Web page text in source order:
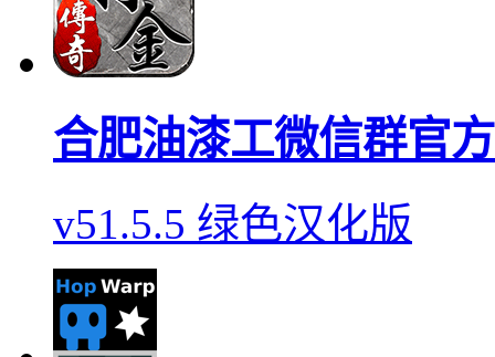
合肥油漆工微信群官
v51.5.5 绿色汉化版